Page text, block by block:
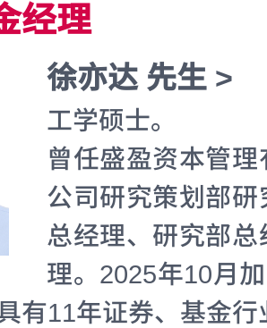
经理
徐亦达 先生 >
工学硕士。
曾任盛盈资本管
公司研究策划部
总经理、研究部
理。2025年10月
有11年证券、基金